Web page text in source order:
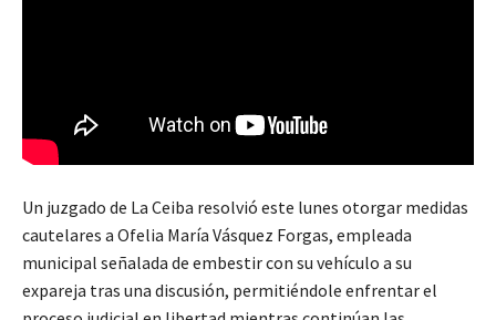
Un juzgado de La Ceiba resolvió este lunes otorgar medidas
cautelares a Ofelia María Vásquez Forgas, empleada
municipal señalada de embestir con su vehículo a su
expareja tras una discusión, permitiéndole enfrentar el